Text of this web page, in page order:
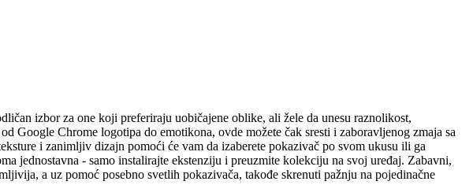
izbor za one koji preferiraju uobičajene oblike, ali žele da unesu raznolikost,
Chrome logotipa do emotikona, ovde možete čak sresti i zaboravljenog zmaja sa
i zanimljiv dizajn pomoći će vam da izaberete pokazivač po svom ukusu ili ga
jednostavna - samo instalirajte ekstenziju i preuzmite kolekciju na svoj uređaj. Zabavni,
a uz pomoć posebno svetlih pokazivača, takođe skrenuti pažnju na pojedinačne